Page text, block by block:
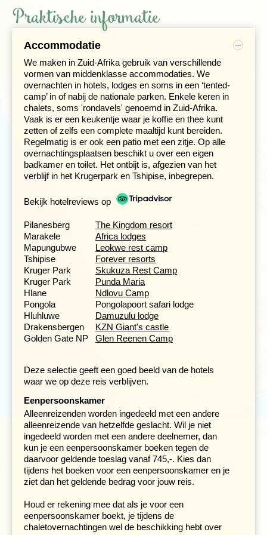
We komen het beroemdeKruger nationaal parkbinnen
'gamedrivend' met onze truck gaan we op weg naar het
veelvuldig door zijarmen van de Limpopo doorsneden.
Kruger is een van de grootste en bekendste nationale
parken ter wereld en is ongeveer zo groot als de helft
van Nederland. We overnachten in het noorden, het
midden en het zuiden van Kruger, zodat we een goed
beeld krijgen van de verschillende landschappen, de
flora en de fauna van dit indrukwekkende park.
Tijdens het verblijf in dit park kun je naast de reguliere
'gamedrives' die we met onze eigen truck maken ook
optionele 'gamewalks' maken, voettochten op zoek naar
ophouden. Ook kan de begeleiding optionele
'gamedrives' aanbieden met voertuigen van het
Maak kennis met Eswatini en speur naar
neushoorns in Hluhluwe
Dag 10 Kruger NP - Eswatini, Hlane reservaat,
'gamedrive'
Dag 11 Eswatini, Hlane reservaat, 'gamewalk'
Dag 12 Eswatini - Pongola, boottocht
Dag 13 Pongola - 'gamedrive' in Hluhluwe-Imfolozi
nationaal park
Praktische informatie
Accommodatie
We maken in Zuid-Afrika gebruik van verschillende
vormen van middenklasse accommodaties. We
overnachten in hotels, lodges en soms in een ‘tented-
camp’ in of nabij de nationale parken. Enkele keren in
chalets, soms 'rondavels' genoemd in Zuid-Afrika.
Vaak is er een keukentje waar je koffie en thee kunt
zetten of zelfs een complete maaltijd kunt bereiden.
Regelmatig is er ook een patio met een zitje. Op alle
overnachtingsplaatsen beschikt u over een eigen
badkamer en toilet. Het ontbijt is, afgezien van het
verblijf in het Krugerpark en Tshipise, inbegrepen.
Bekijk hotelreviews op
Pilanesberg
The Kingdom resort
Marakele
Africa lodges
Mapungubwe
Leokwe rest camp
Tshipise
Forever resorts
Kruger Park
Skukuza Rest Camp
Kruger Park
Punda Maria
Hlane
Ndlovu Camp
Pongola
Pongolapoort safari lodge
Hluhluwe
Damuzulu lodge
Drakensbergen
KZN Giant's castle
Golden Gate NP
Glen Reenen Camp
Deze selectie geeft een goed beeld van de hotels
waar we op deze reis verblijven.
Eenpersoonskamer
Alleenreizenden worden ingedeeld met een andere
alleenreizende van hetzelfde geslacht. Wil je niet
ingedeeld worden met een andere deelnemer, dan
kun je een eenpersoonskamer boeken tegen de
daarvoor geldende toeslag vanaf 745,-. Kies dan
tijdens het boeken voor een eenpersoonskamer en je
ziet dan het geldende bedrag voor jouw reis.
Houd er rekening mee dat als je voor een
eenpersoonskamer boekt, je tijdens de
chaletovernachtingen wel de beschikking hebt over